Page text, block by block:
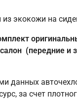
экокожи на
(передние и
данных
за счет